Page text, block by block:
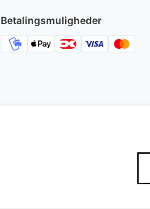
Betalingsmuligheder